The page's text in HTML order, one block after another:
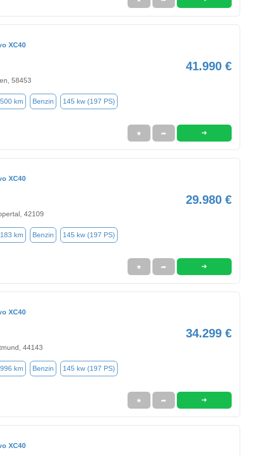
XC40
41.990 €
58453
km Benzin 145 kw (197 PS)
★ ➦ ➜
XC40
29.980 €
42109
km Benzin 145 kw (197 PS)
★ ➦ ➜
XC40
34.299 €
44143
km Benzin 145 kw (197 PS)
★ ➦ ➜
XC40